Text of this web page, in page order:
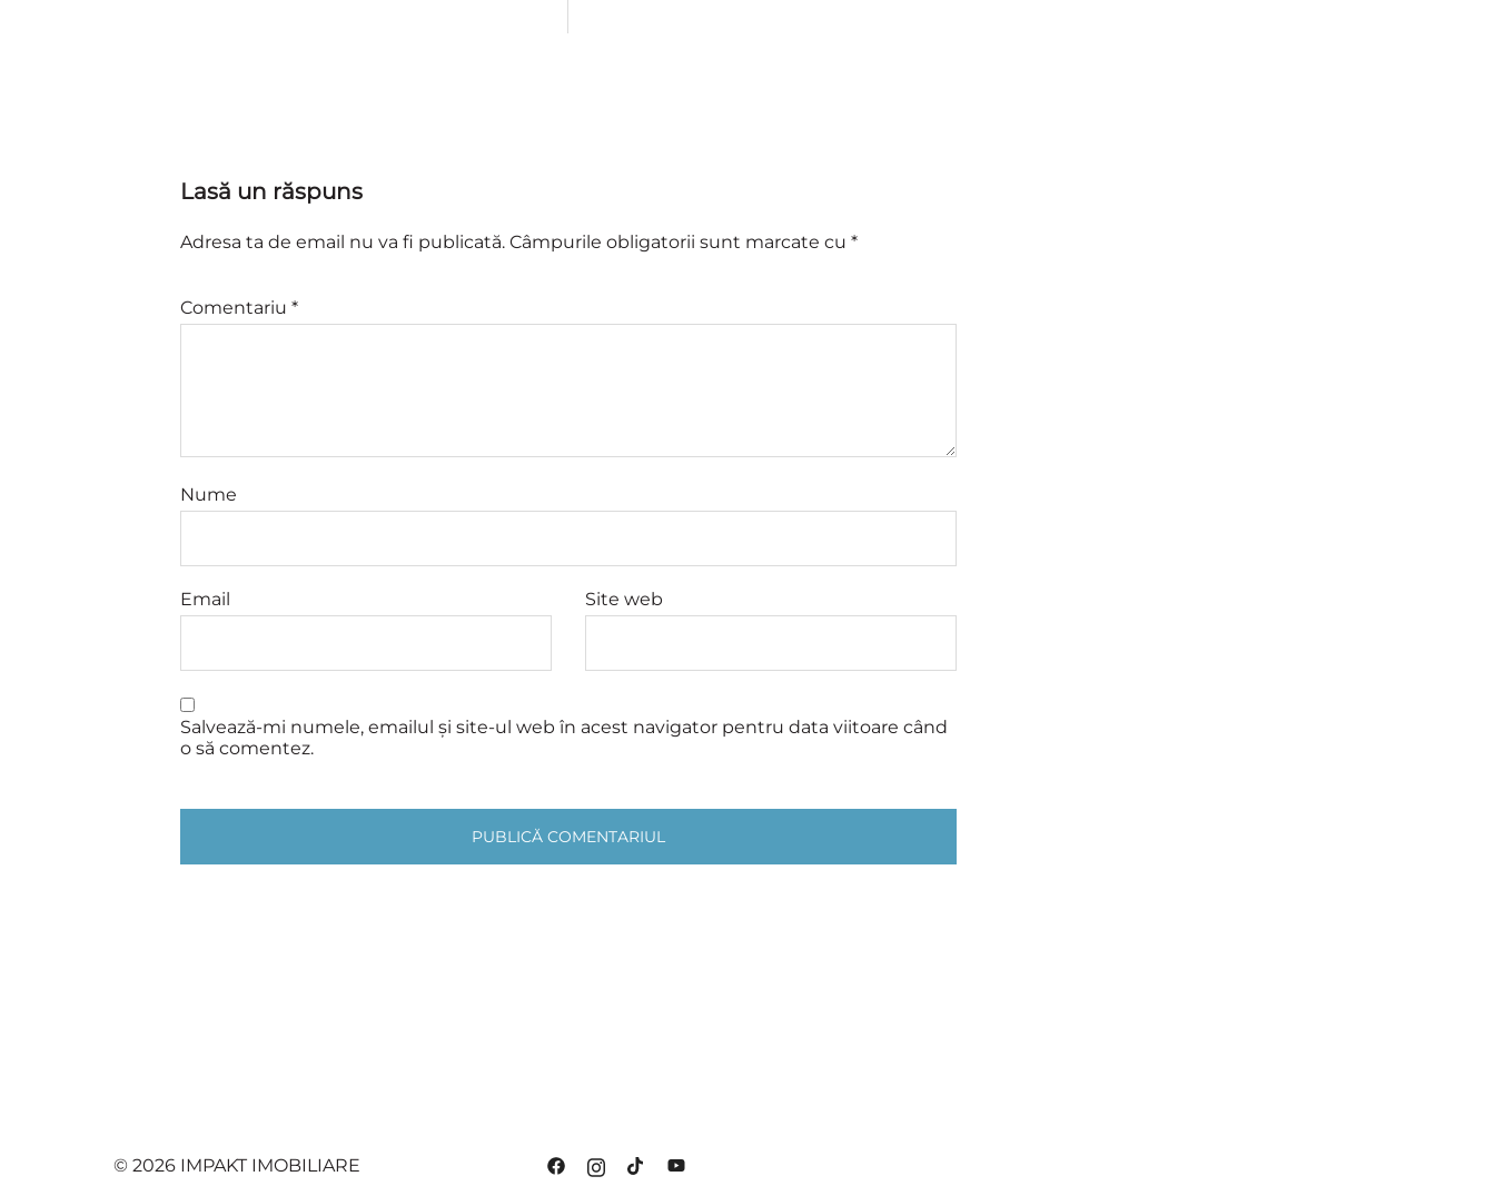
Lasă un răspuns
Adresa ta de email nu va fi publicată. Câmpurile obligatorii sunt marcate cu *
Comentariu *
Nume
Email Site web
Salvează-mi numele, emailul și site-ul web în acest navigator pentru data viitoare când
o să comentez.
© 2026 IMPAKT IMOBILIARE